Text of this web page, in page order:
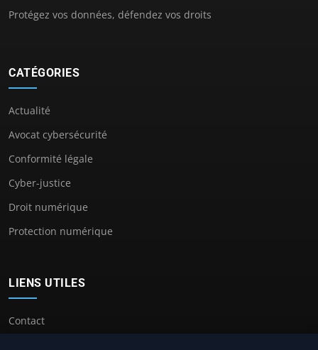
Protégez vos données, défendez vos droits
CATÉGORIES
Actualité
Avocat cybersécurité
Conformité légale
Cyber-justice
Droit numérique
Protection numérique
LIENS UTILES
Contact